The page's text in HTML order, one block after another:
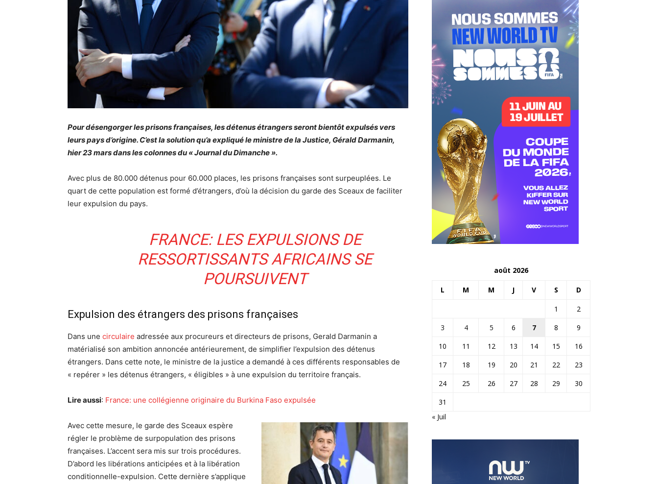
Pour désengorger les prisons françaises, les détenus étrangers seront bientôt expulsés vers
leurs pays d’origine. C’est la solution qu’a expliqué le ministre de la Justice, Gérald Darmanin,
hier 23 mars dans les colonnes du « Journal du Dimanche ».
Avec plus de 80.000 détenus pour 60.000 places, les prisons françaises sont surpeuplées. Le
quart de cette population est formé d’étrangers, d’où la décision du garde des Sceaux de faciliter
leur expulsion du pays.
FRANCE: LES EXPULSIONS DE
RESSORTISSANTS AFRICAINS SE
POURSUIVENT
Expulsion des étrangers des prisons françaises
Dans une circulaire adressée aux procureurs et directeurs de prisons, Gerald Darmanin a
matérialisé son ambition annoncée antérieurement, de simplifier l’expulsion des détenus
étrangers. Dans cette note, le ministre de la justice a demandé à ces différents responsables de
« repérer » les détenus étrangers, « éligibles » à une expulsion du territoire français.
Lire aussi: France: une collégienne originaire du Burkina Faso expulsée
Avec cette mesure, le garde des Sceaux espère
régler le problème de surpopulation des prisons
françaises. L’accent sera mis sur trois procédures.
D’abord les libérations anticipées et à la libération
conditionnelle-expulsion. Cette dernière s’applique
août 2026
L M M J V S D
1
2
3
4 5 6 7 8
9
10
11 12 13 14 15
16
17
18 19 20 21 22
23
24
25 26 27 28 29
30
31
« Juil